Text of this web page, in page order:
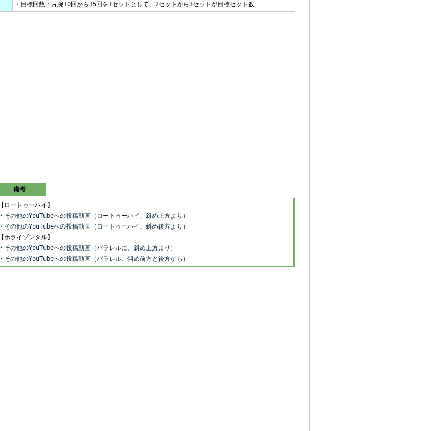
・目標回数：片腕10回から15回を1セットとして、2セットから3セットが目標セット数
備考
【ロートゥーハイ】
・ その他のYouTubeへの投稿動画（ロートゥーハイ、斜め上方より）
・ その他のYouTubeへの投稿動画（ロートゥーハイ、斜め後方より）
【ホライゾンタル】
・ その他のYouTubeへの投稿動画（パラレルに、斜め上方より）
・ その他のYouTubeへの投稿動画（パラレル、斜め前方と後方から）